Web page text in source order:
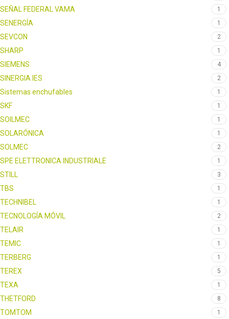
SEÑAL FEDERAL VAMA 1
SENERGÍA 1
SEVCON 2
SHARP 1
SIEMENS 4
SINERGIA IES 2
Sistemas enchufables 1
SKF 1
SOILMEC 1
SOLARÓNICA 1
SOLMEC 2
SPE ELETTRONICA INDUSTRIALE 1
STILL 3
TBS 1
TECHNIBEL 1
TECNOLOGÍA MÓVIL 2
TELAIR 1
TEMIC 1
TERBERG 1
TEREX 5
TEXA 1
THETFORD 8
TOMTOM 1